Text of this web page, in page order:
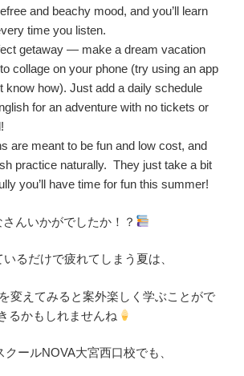
and beachy mood, and you’ll learn
time you listen.
getaway — make a dream vacation
collage on your phone (try using an app
know how). Just add a daily schedule
for an adventure with no tickets or
are meant to be fun and low cost, and
practice naturally. They just take a bit
you’ll have time for fun this summer!
さんいかがでしたか！？
るだけで疲れてしまう夏は、
変えてみると案外楽しく学ぶことがで
るかもしれませんね
クールNOVA大宮西口校でも、